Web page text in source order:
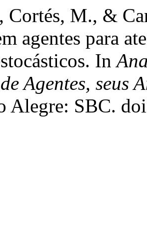
Cortés, M., &
agentes para
In
Agentes, seus
Alegre: SBC.